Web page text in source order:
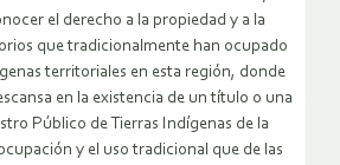
el derecho a la propiedad y a la
que tradicionalmente han ocupado
territoriales en esta región, donde
en la existencia de un título o una
Público de Tierras Indígenas de la
y el uso tradicional que de las